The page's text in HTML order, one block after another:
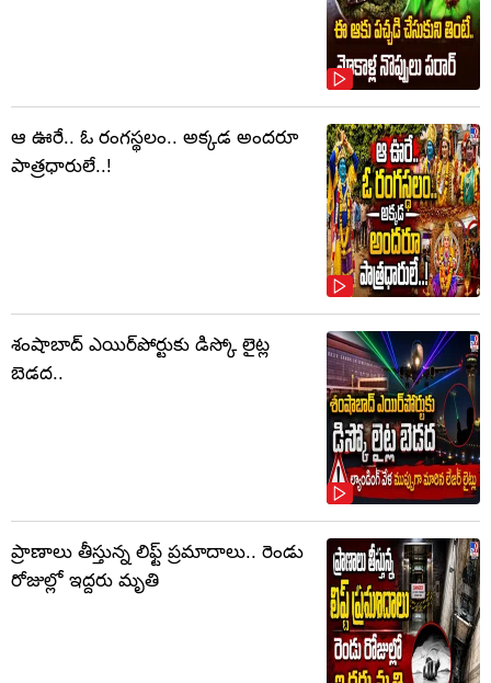
ఆ ఊరే.. ఓ రంగస్థలం.. అక్కడ అందరూ
పాత్రధారులే..!
శంషాబాద్ ఎయిర్‌పోర్టుకు డిస్కో లైట్ల
బెడద..
ప్రాణాలు తీస్తున్న లిఫ్ట్‌ ప్రమాదాలు.. రెండు
రోజుల్లో ఇద్దరు మృతి